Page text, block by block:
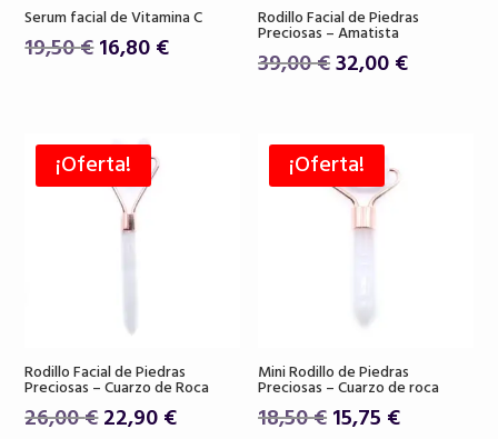
Serum facial de Vitamina C
19,50€El
era:
19,50 €.
16,80€El
Rodillo Facial de Piedras
Preciosas – Amatista
39,00€El
era:
39,00 €.
32,00€El
¡Oferta!
Rodillo Facial de Piedras
Preciosas – Cuarzo de Roca
26,00€El
22,90€El
¡Oferta!
Mini Rodillo de Piedras
Preciosas – Cuarzo de roca
18,50€El
15,75 €El